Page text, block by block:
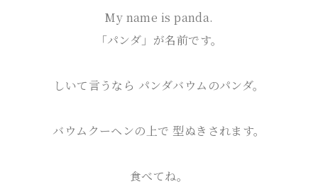
My name is panda.
「パンダ」が名前です。
しいて言うなら パンダバウムのパンダ。
バウムクーヘンの上で 型ぬきされます。
食べてね。